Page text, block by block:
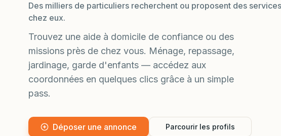
Des milliers de particuliers recherchent ou proposent des
chez eux.
Trouvez une aide à domicile de confiance ou des
missions près de chez vous. Ménage, repassage,
jardinage, garde d'enfants — accédez aux
coordonnées en quelques clics grâce à un simple
pass.
Déposer une annonce Parcourir les profils